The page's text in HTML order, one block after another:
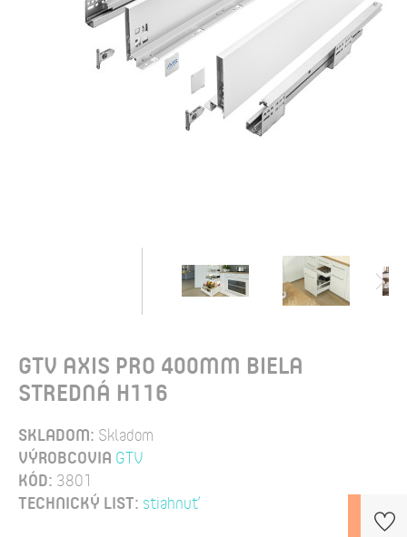
GTV AXIS PRO 400MM BIELA
STREDNÁ H116
SKLADOM: Skladom
VÝROBCOVIA GTV
KÓD: 3801
TECHNICKÝ LIST: stiahnuť